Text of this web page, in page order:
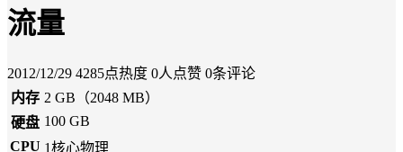
流量
2012/12/29 4285点热度 0人点赞 0条评论
内存 2 GB（2048 MB）
硬盘 100 GB
CPU 1核心物理